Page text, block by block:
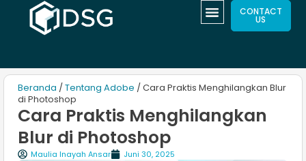
CONTACT
US
Beranda / Tentang Adobe / Cara Praktis Menghilangkan Blur
di Photoshop
Cara Praktis Menghilangkan
Blur di Photoshop
Maulia Inayah Ansar Juni 30, 2025